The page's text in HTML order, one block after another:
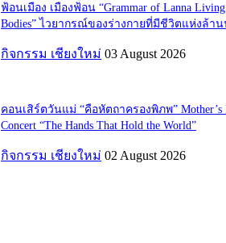
ฟ้อนเมือง เมืองฟ้อน “Grammar of Lanna Living
Bodies” ไวยากรณ์ของร่างกายที่มีชีวิตแห่งล้า
กิจกรรม เชียงใหม่ 03 August 2026
คอนเสิร์ตวันแม่ “คือหัตถาครองพิภพ” Mother’s
Concert “The Hands That Hold the World”
กิจกรรม เชียงใหม่ 02 August 2026